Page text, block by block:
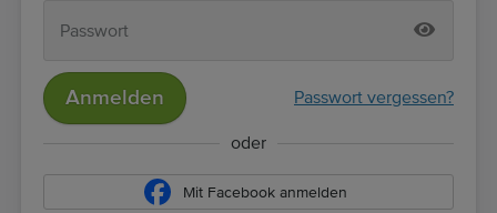
Anmelden Passwort vergessen?
oder
Mit Facebook anmelden